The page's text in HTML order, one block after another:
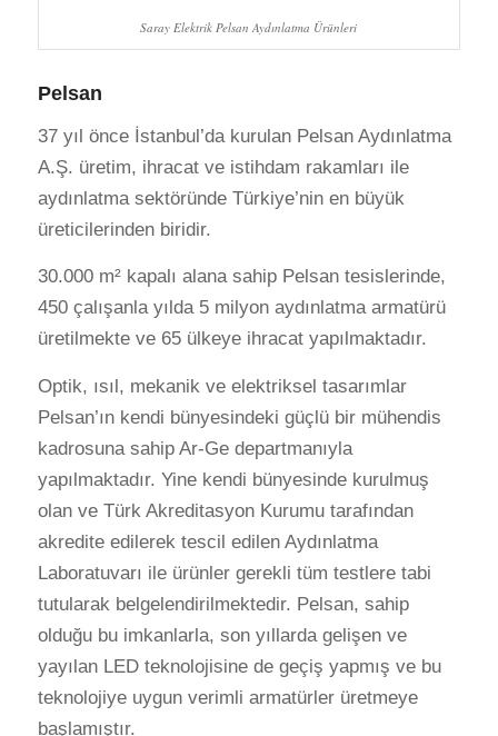
Saray Elektrik Pelsan Aydınlatma Ürünleri
Pelsan
37 yıl önce İstanbul’da kurulan Pelsan Aydınlatma
A.Ş. üretim, ihracat ve istihdam rakamları ile
aydınlatma sektöründe Türkiye’nin en büyük
üreticilerinden biridir.
30.000 m² kapalı alana sahip Pelsan tesislerinde,
450 çalışanla yılda 5 milyon aydınlatma armatürü
üretilmekte ve 65 ülkeye ihracat yapılmaktadır.
Optik, ısıl, mekanik ve elektriksel tasarımlar
Pelsan’ın kendi bünyesindeki güçlü bir mühendis
kadrosuna sahip Ar-Ge departmanıyla
yapılmaktadır. Yine kendi bünyesinde kurulmuş
olan ve Türk Akreditasyon Kurumu tarafından
akredite edilerek tescil edilen Aydınlatma
Laboratuvarı ile ürünler gerekli tüm testlere tabi
tutularak belgelendirilmektedir. Pelsan, sahip
olduğu bu imkanlarla, son yıllarda gelişen ve
yayılan LED teknolojisine de geçiş yapmış ve bu
teknolojiye uygun verimli armatürler üretmeye
başlamıştır.